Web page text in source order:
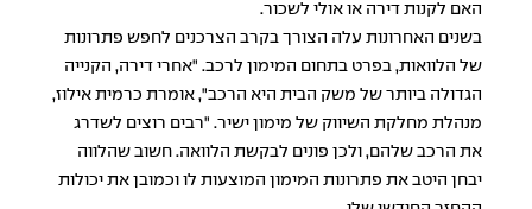
האם לקנות דירה או אולי לשכור.
בשנים האחרונות עלה הצורך בקרב הצרכנים לחפש פתרונות
של הלוואות, בפרט בתחום המימון לרכב. "אחרי דירה, הקנייה
הגדולה ביותר של משק הבית היא הרכב", אומרת כרמית אילוז,
מנהלת מחלקת השיווק של מימון ישיר. "רבים רוצים לשדרג
את הרכב שלהם, ולכן פונים לבקשת הלוואה. חשוב שהלווה
יבחן היטב את פתרונות המימון המוצעות לו וכמובן את יכולות